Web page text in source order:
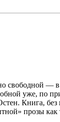
— в
уже, по
Книга, без
прозы как